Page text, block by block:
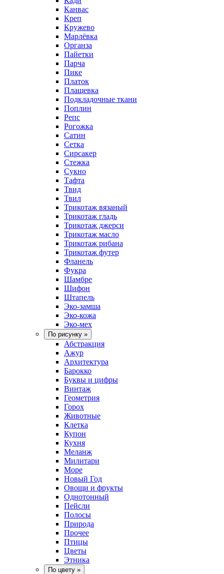
Канвас
Креп
Кружево
Марлёвка
Органза
Пайетки
Парча
Пике
Платок
Плащевка
Подкладочные ткани
Поплин
Репс
Рогожка
Сатин
Сетка
Сирсакер
Стежка
Сукно
Тафта
Твид
Твил
Трикотаж вязаный
Трикотаж гладь
Трикотаж джерси
Трикотаж масло
Трикотаж рибана
Трикотаж футер
Фланель
Фукра
Шамбре
Шифон
Штапель
Эко-замша
Эко-кожа
Эко-мех
По рисунку »
Абстракция
Ажур
Архитектура
Барокко
Буквы и цифры
Винтаж
Геометрия
Горох
Животные
Клетка
Купон
Кухня
Меланж
Милитари
Море
Новый Год
Овощи и фрукты
Однотонный
Пейсли
Полосы
Природа
Прочее
Птицы
Цветы
Этника
По цвету »